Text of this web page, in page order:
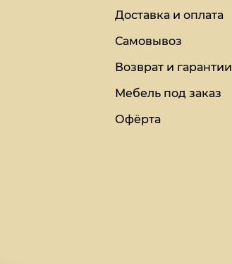
Доставка и оплата
Самовывоз
Возврат и гарантии
Мебель под заказ
Офёрта